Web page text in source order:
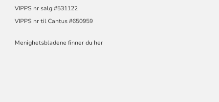
VIPPS nr salg #531122
VIPPS nr til Cantus #650959
Menighetsbladene finner du her